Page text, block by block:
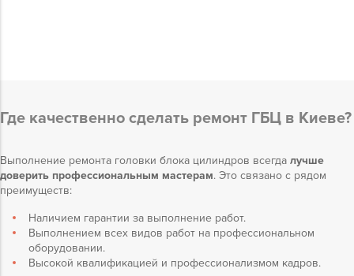
Где качественно сделать ремонт ГБЦ в Киеве?
Выполнение ремонта головки блока цилиндров всегда лучше
доверить профессиональным мастерам. Это связано с рядом
преимуществ:
Наличием гарантии за выполнение работ.
Выполнением всех видов работ на профессиональном
оборудовании.
Высокой квалификацией и профессионализмом кадров.